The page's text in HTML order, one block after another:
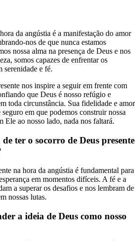
da angústia é a manifestação do amor
nos de que nunca estamos
nossa alma na presença de Deus e nos
somos capazes de enfrentar os
serenidade e fé.
nos inspire a seguir em frente com
que Deus é nosso refúgio e
toda circunstância. Sua fidelidade e amor
em que podemos construir nossa
Ele ao nosso lado, nada nos faltará.
ter o socorro de Deus presente
na hora da angústia é fundamental para
em momentos difíceis. A fé e a
a superar os desafios e nos lembram de
nossas lutas.
a ideia de Deus como nosso